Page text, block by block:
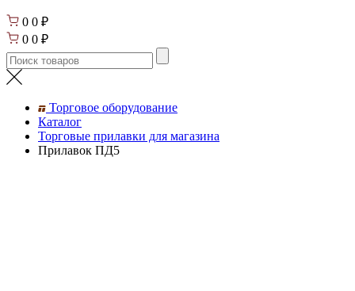
0 0 ₽
0 0 ₽
Торговое оборудование
Каталог
Торговые прилавки для магазина
Прилавок ПД5